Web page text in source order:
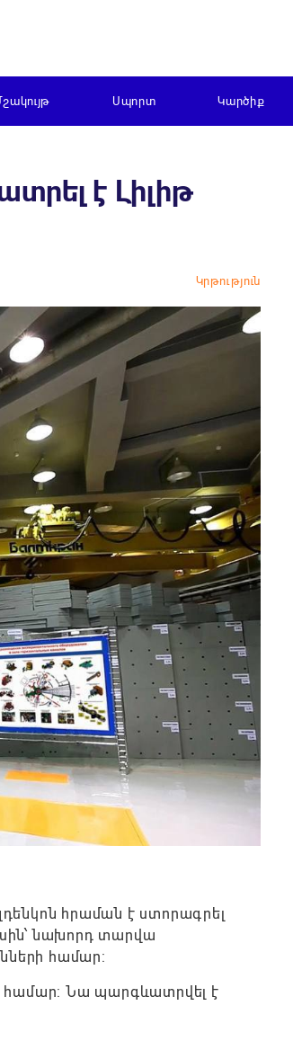
Սպորտ Կարծիք
է Լիլիթ
Կրթություն
հրաման է ստորագրել
նախորդ տարվա
համար:
համար: Նա պարգևատրվել է